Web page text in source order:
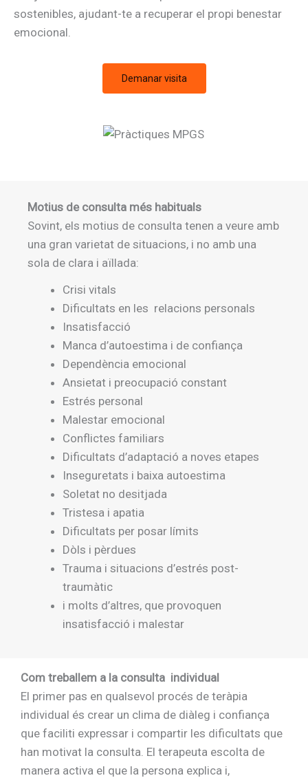
sostenibles, ajudant-te a recuperar el propi benestar
emocional.
Demanar visita
Motius de consulta més habituals
Sovint, els motius de consulta tenen a veure amb
una gran varietat de situacions, i no amb una
sola de clara i aïllada:
Crisi vitals
Dificultats en les relacions personals
Insatisfacció
Manca d’autoestima i de confiança
Dependència emocional
Ansietat i preocupació constant
Estrés personal
Malestar emocional
Conflictes familiars
Dificultats d’adaptació a noves etapes
Inseguretats i baixa autoestima
Soletat no desitjada
Tristesa i apatia
Dificultats per posar límits
Dòls i pèrdues
Trauma i situacions d’estrés post-
traumàtic
i molts d’altres, que provoquen
insatisfacció i malestar
Com treballem a la consulta individual
El primer pas en qualsevol procés de teràpia
individual és crear un clima de diàleg i confiança
que faciliti expressar i compartir les dificultats que
han motivat la consulta. El terapeuta escolta de
manera activa el que la persona explica i,